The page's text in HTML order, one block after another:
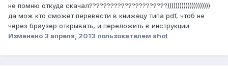
не помню откуда скачал??????????????????????)))))))))))))))))))))
да мож кто сможет перевести в книжецу типа pdf, чтоб не
через браузер открывать, и переложить в инструкции
Изменено 3 апреля, 2013 пользователем shot